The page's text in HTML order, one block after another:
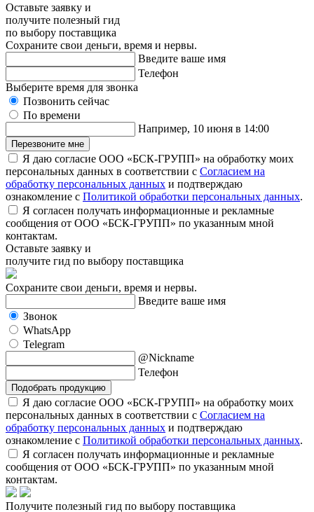
Оставьте заявку и
получите полезный гид
по выбору поставщика
Сохраните свои деньги, время и нервы.
Введите ваше имя
Телефон
Выберите время для звонка
Позвонить сейчас
По времени
Например, 10 июня в 14:00
Перезвоните мне
Я даю согласие ООО «БСК-ГРУПП» на обработку моих
персональных данных в соответствии с Согласием на
обработку персональных данных и подтверждаю
ознакомление с Политикой обработки персональных данных.
Я согласен получать информационные и рекламные
сообщения от ООО «БСК-ГРУПП» по указанным мной
контактам.
Оставьте заявку и
получите гид по выбору поставщика
Сохраните свои деньги, время и нервы.
Введите ваше имя
Звонок
WhatsApp
Telegram
@Nickname
Телефон
Подобрать продукцию
Я даю согласие ООО «БСК-ГРУПП» на обработку моих
персональных данных в соответствии с Согласием на
обработку персональных данных и подтверждаю
ознакомление с Политикой обработки персональных данных.
Я согласен получать информационные и рекламные
сообщения от ООО «БСК-ГРУПП» по указанным мной
контактам.
Получите полезный гид по выбору поставщика